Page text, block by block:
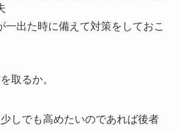
一出た時に備えて対策をしておこ
取るか。
しでも高めたいのであれば後者